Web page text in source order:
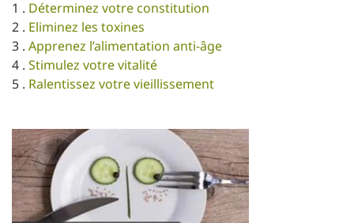
1 . Déterminez votre constitution
2 . Eliminez les toxines
3 . Apprenez l’alimentation anti-âge
4 . Stimulez votre vitalité
5 . Ralentissez votre vieillissement